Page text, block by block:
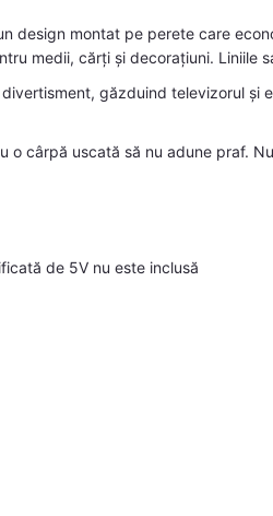
design montat pe perete care
medii, cărți și decorațiuni. Liniile
găzduind televizorul
o cârpă uscată să nu adune praf.
de 5V nu este inclusă